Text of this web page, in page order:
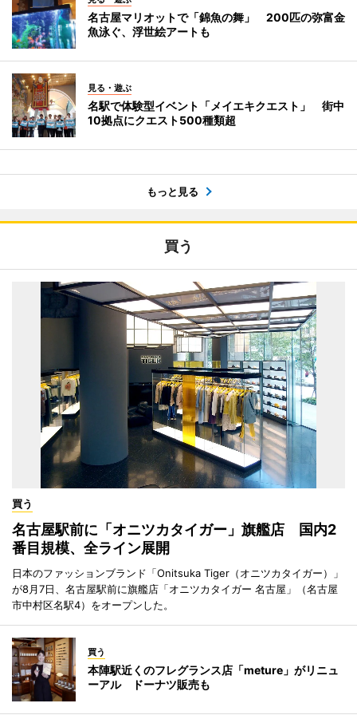
名古屋マリオットで「錦魚の舞」 200匹の弥富金
魚泳ぐ、浮世絵アートも
見る・遊ぶ
名駅で体験型イベント「メイエキクエスト」 街中
10拠点にクエスト500種類超
もっと見る
買う
買う
名古屋駅前に「オニツカタイガー」旗艦店 国内2
番目規模、全ライン展開
日本のファッションブランド「Onitsuka Tiger（オニツカタイガー）」
が8月7日、名古屋駅前に旗艦店「オニツカタイガー 名古屋」（名古屋
市中村区名駅4）をオープンした。
買う
本陣駅近くのフレグランス店「meture」がリニュ
ーアル ドーナツ販売も